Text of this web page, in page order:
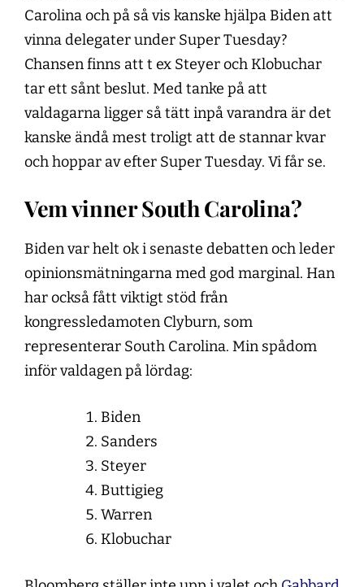
Carolina och på så vis kanske hjälpa Biden att
vinna delegater under Super Tuesday?
Chansen finns att t ex Steyer och Klobuchar
tar ett sånt beslut. Med tanke på att
valdagarna ligger så tätt inpå varandra är det
kanske ändå mest troligt att de stannar kvar
och hoppar av efter Super Tuesday. Vi får se.
Vem vinner South Carolina?
Biden var helt ok i senaste debatten och leder
opinionsmätningarna med god marginal. Han
har också fått viktigt stöd från
kongressledamoten Clyburn, som
representerar South Carolina. Min spådom
inför valdagen på lördag:
Biden
Sanders
Steyer
Buttigieg
Warren
Klobuchar